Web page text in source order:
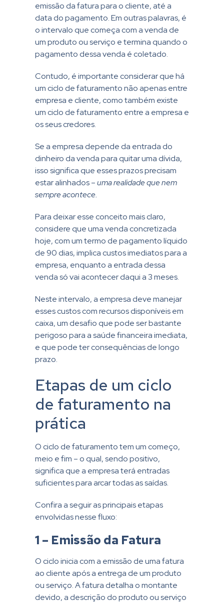
emissão da fatura para o cliente, até a
data do pagamento. Em outras palavras, é
o intervalo que começa com a venda de
um produto ou serviço e termina quando o
pagamento dessa venda é coletado.
Contudo, é importante considerar que há
um ciclo de faturamento não apenas entre
empresa e cliente, como também existe
um ciclo de faturamento entre a empresa e
os seus credores.
Se a empresa depende da entrada do
dinheiro da venda para quitar uma dívida,
isso significa que esses prazos precisam
estar alinhados –uma realidade que nem
sempre acontece.
Para deixar esse conceito mais claro,
considere que uma venda concretizada
hoje, com um termo de pagamento líquido
de 90 dias, implica custos imediatos para a
empresa, enquanto a entrada dessa
venda só vai acontecer daqui a 3 meses.
Neste intervalo, a empresa deve manejar
esses custos com recursos disponíveis em
caixa, um desafio que pode ser bastante
perigoso para a saúde financeira imediata,
e que pode ter consequências de longo
prazo.
Etapas de um ciclo
de faturamento na
prática
O ciclo de faturamento tem um começo,
meio e fim – o qual, sendo positivo,
significa que a empresa terá entradas
suficientes para arcar todas as saídas.
Confira a seguir as principais etapas
envolvidas nesse fluxo:
1 – Emissão da Fatura
O ciclo inicia com a emissão de uma fatura
ao cliente após a entrega de um produto
ou serviço. A fatura detalha o montante
devido, a descrição do produto ou serviço